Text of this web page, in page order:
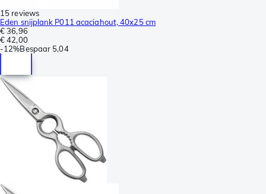
15 reviews
Eden snijplank P011 acaciahout, 40x25 cm
€ 36,96
€ 42,00
-12%Bespaar 5,04